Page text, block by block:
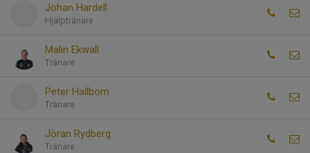
Johan Hardell
Hjälptränare
Malin Ekwall
Tränare
Peter Hallbom
Tränare
Jöran Rydberg
Tränare